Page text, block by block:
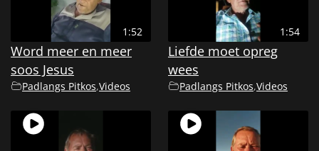
1:52
Word meer en meer
soos Jesus
Padlangs Pitkos,Videos
1:54
Liefde moet opreg
wees
Padlangs Pitkos,Videos